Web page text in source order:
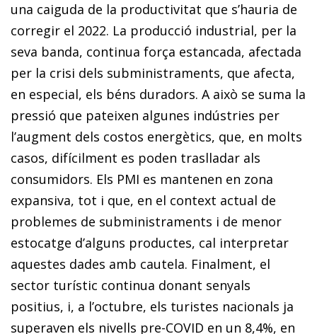
una caiguda de la productivitat que s’hauria de
corregir el 2022. La producció industrial, per la
seva banda, continua força estancada, afectada
per la crisi dels subministraments, que afecta,
en especial, els béns duradors. A això se suma la
pressió que pateixen algunes indústries per
l’augment dels costos energètics, que, en molts
casos, difícilment es poden traslladar als
consumidors. Els PMI es mantenen en zona
expansiva, tot i que, en el context actual de
problemes de subministraments i de menor
estocatge d’alguns productes, cal interpretar
aquestes dades amb cautela. Finalment, el
sector turístic continua donant senyals
positius, i, a l’octubre, els turistes nacionals ja
superaven els nivells pre-COVID en un 8,4%, en